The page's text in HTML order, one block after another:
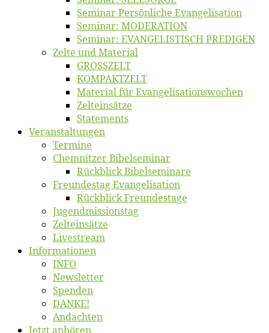
Se­mi­nar Per­sön­li­che Evangelisation
Se­mi­nar: MODERATION
Se­mi­nar: EVANGELISTISCH PREDIGEN
Zel­te und Material
GROSSZELT
KOMPAKTZELT
Ma­te­ri­al für Evangelisationswochen
Zelt­ein­sät­ze
State­ments
Ver­an­stal­tun­gen
Ter­mi­ne
Chemnit­zer Bibelseminar
Rück­blick Bibelseminare
Freun­des­tag Evangelisation
Rück­blick Freundestage
Jugend­mis­sions­tag
Zelt­ein­sät­ze
Live­stream
Informatio­nen
INFO
News­let­ter
Spen­den
DANKE!
An­dach­ten
Jetzt an­hö­ren